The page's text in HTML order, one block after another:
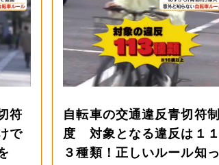
符
で
自転車の交通違反青切符制
度 対象となる違反は１１
３種類！正しいルール知っ